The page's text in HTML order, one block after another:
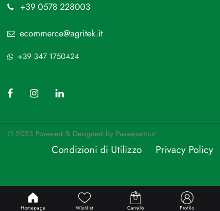
Homepage Wishlist Carrello Profilo
+39 0578 228003
ecommerce@agritek.it
+39 347 1750424
© 2023 Powered & Designed by Passepartout
Condizioni di Utilizzo Privacy Policy
Powered by Passepartout
Designed by AGRITEK AGRICOLTURA E GIARDINAGGIO